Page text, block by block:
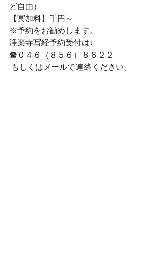
ど自由）
【冥加料】千円～
※予約をお勧めします。
浄楽寺写経予約受付は↓
☎０４６（８５６）８６２２
もしくはメールで連絡ください。